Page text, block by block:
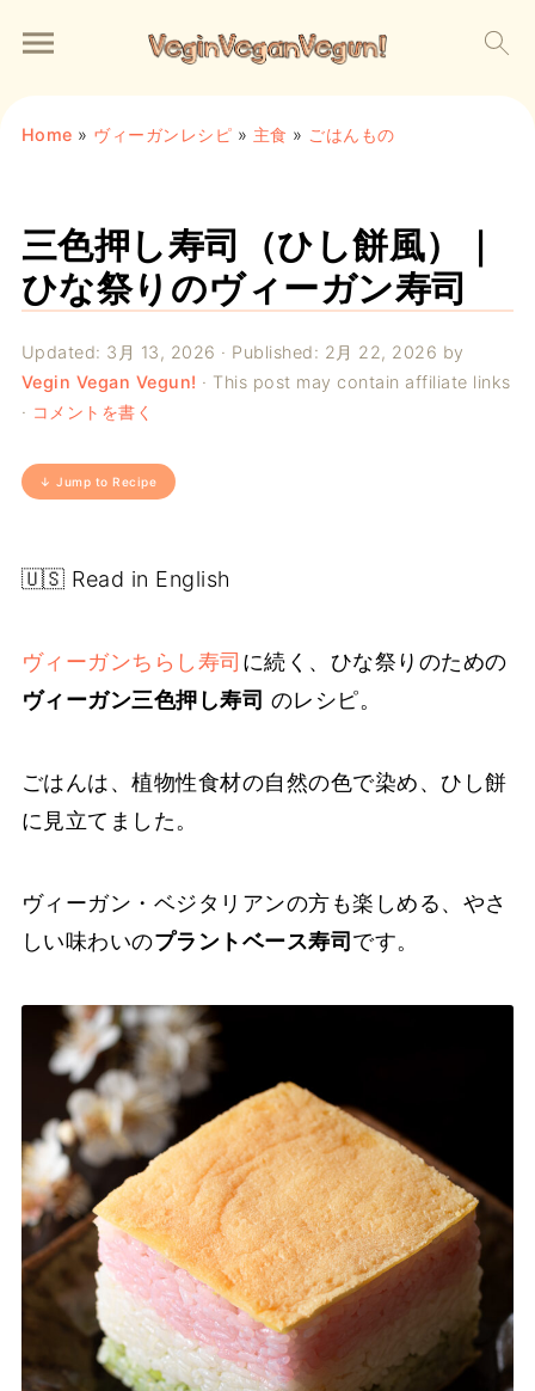
Home » ヴィーガンレシピ » 主食 » ごはんもの
三色押し寿司（ひし餅風）｜
ひな祭りのヴィーガン寿司
Updated: 3月 13, 2026 · Published: 2月 22, 2026 by
Vegin Vegan Vegun! · This post may contain affiliate links
· コメントを書く
↓ Jump to Recipe
🇺🇸 Read in English
ヴィーガンちらし寿司 に続く、ひな祭りのための
ヴィーガン三色押し寿司 のレシピ。
ごはんは、植物性食材の自然の色で染め、ひし餅
に見立てました。
ヴィーガン・ベジタリアンの方も楽しめる、やさ
しい味わいのプラントベース寿司 です。